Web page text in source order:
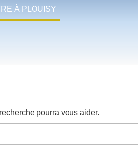
À PLOUISY
pourra vous aider.